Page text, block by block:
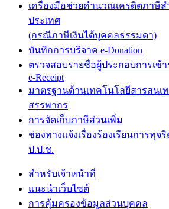
เครื่องมือช่วยคำนวณเครดิตภาษีส
ประเทศ
(กรณีภาษีเงินได้บุคคลธรรมดา)
บันทึกการบริจาค e-Donation
ตรวจสอบรายชื่อผู้ประกอบการเข้า
e-Receipt
มาตรฐานด้านเทคโนโลยีสารสนเ
สรรพากร
การจัดเก็บภาษีส่วนเพิ่ม
ช่องทางแจ้งเรื่องร้องเรียนการทุ
ป.ป.ช.
สำหรับเจ้าหน้าที่
แนะนำเว็บไซต์
การคุ้มครองข้อมูลส่วนบุคคล